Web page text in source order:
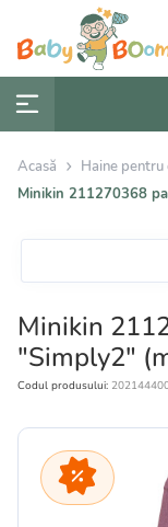
Acasă Haine pentru
Minikin 211270368
Minikin
"Simply2"
Codul produsului: